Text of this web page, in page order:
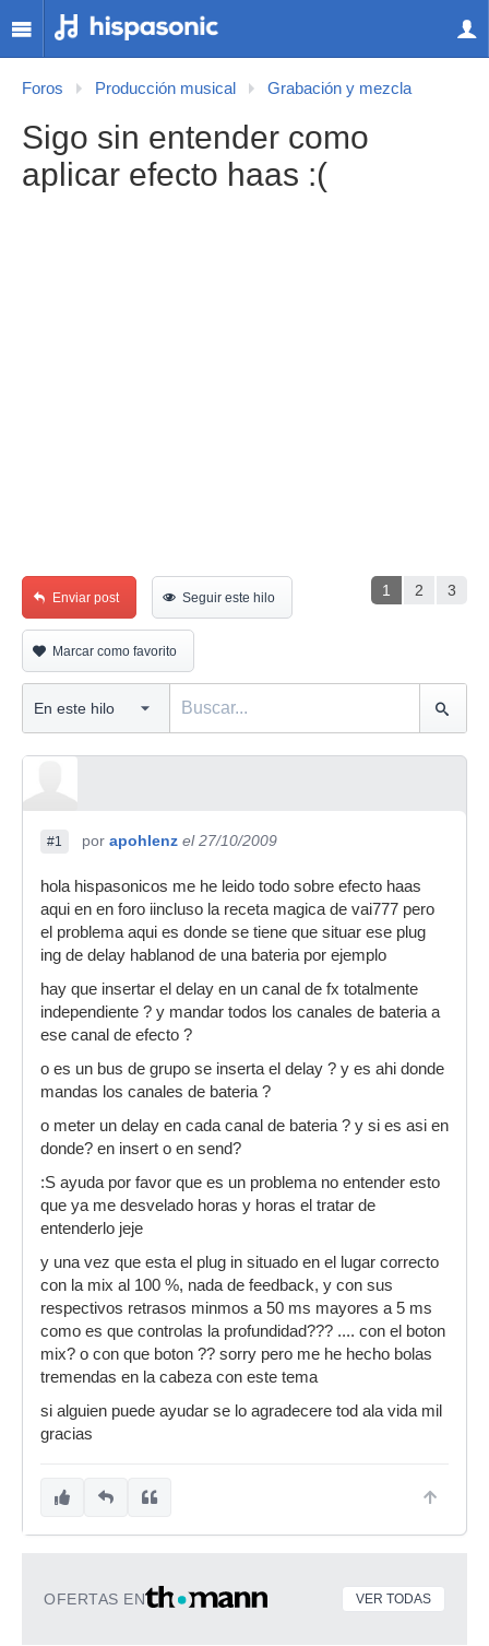
Foros Producción musical Grabación y mezcla
Sigo sin entender como
aplicar efecto haas :(
1 2 3
Enviar post Seguir este hilo
Marcar como favorito
#1 por apohlenz el 27/10/2009
hola hispasonicos me he leido todo sobre efecto haas
aqui en en foro iincluso la receta magica de vai777 pero
el problema aqui es donde se tiene que situar ese plug
ing de delay hablanod de una bateria por ejemplo
hay que insertar el delay en un canal de fx totalmente
independiente ? y mandar todos los canales de bateria a
ese canal de efecto ?
o es un bus de grupo se inserta el delay ? y es ahi donde
mandas los canales de bateria ?
o meter un delay en cada canal de bateria ? y si es asi en
donde? en insert o en send?
:S ayuda por favor que es un problema no entender esto
que ya me desvelado horas y horas el tratar de
entenderlo jeje
y una vez que esta el plug in situado en el lugar correcto
con la mix al 100 %, nada de feedback, y con sus
respectivos retrasos minmos a 50 ms mayores a 5 ms
como es que controlas la profundidad??? .... con el boton
mix? o con que boton ?? sorry pero me he hecho bolas
tremendas en la cabeza con este tema
si alguien puede ayudar se lo agradecere tod ala vida mil
gracias
OFERTAS EN VER TODAS